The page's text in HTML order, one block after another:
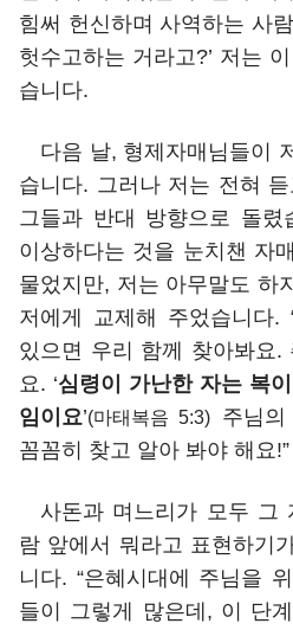
힘써 헌신하며 사역하는 사
헛수고하는 거라고?’ 저는
습니다.
다음 날, 형제자매님들이
습니다. 그러나 저는 전혀
그들과 반대 방향으로 돌
이상하다는 것을 눈치챈 자
물었지만, 저는 아무말도 하
저에게 교제해 주었습니다.
있으면 우리 함께 찾아봐요.
요. ‘심령이 가난한 자는 복
임이요’(마태복음 5:3) 주님
꼼꼼히 찾고 알아 봐야 해요!”
사돈과 며느리가 모두 그
람 앞에서 뭐라고 표현하기
니다. “은혜시대에 주님을
들이 그렇게 많은데, 이 단